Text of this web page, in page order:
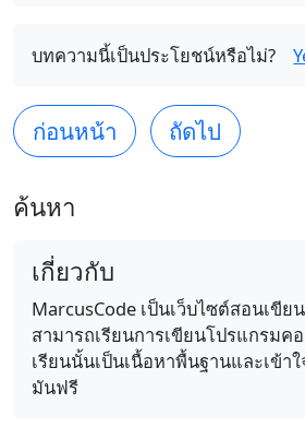
บทความนี้เป็นประโยชน์หรือไม่?
ก่อนหน้า ถัดไป
ค้นหา
เกี่ยวกับ
MarcusCode เป็นเว็บไซต์สอนเขี
สามารถเรียนการเขียนโปรแกรมค
เรียนนั้นเป็นเนื้อหาพื้นฐานและเข้า
มันฟรี